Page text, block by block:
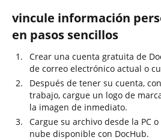
vincule información
en pasos sencillos
Crear una cuenta gratuita de
de correo electrónico actual o
Después de tener su cuenta,
trabajo, cargue un logo de
la imagen de inmediato.
Cargue su archivo desde la PC
nube disponible con DocHub.